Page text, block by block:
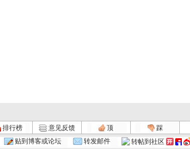
排行榜 意见反馈 顶
踩
贴到博客或论坛 转发邮件 转帖到社区